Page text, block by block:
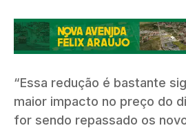
“Essa redução é bastante
maior impacto no preço do
for sendo repassado os